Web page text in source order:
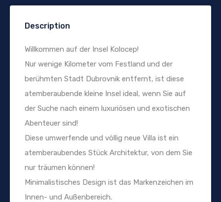
Description
Willkommen auf der Insel Kolocep!
Nur wenige Kilometer vom Festland und der
berühmten Stadt Dubrovnik entfernt, ist diese
atemberaubende kleine Insel ideal, wenn Sie auf
der Suche nach einem luxuriösen und exotischen
Abenteuer sind!
Diese umwerfende und völlig neue Villa ist ein
atemberaubendes Stück Architektur, von dem Sie
nur träumen können!
Minimalistisches Design ist das Markenzeichen im
Innen- und Außenbereich.